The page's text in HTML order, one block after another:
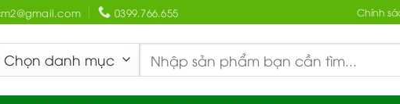
0399.766.655 Chính
Search
for: